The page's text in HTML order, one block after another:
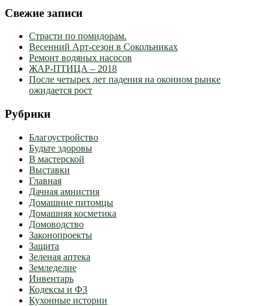
Свежие записи
Страсти по помидорам.
Весенний Арт-сезон в Сокольниках
Ремонт водяных насосов
ЖАР-ПТИЦА – 2018
После четырех лет падения на оконном рынке
ожидается рост
Рубрики
Благоустройство
Будьте здоровы
В мастерской
Выставки
Главная
Дачная амнистия
Домашние питомцы
Домашняя косметика
Домоводство
Законопроекты
Защита
Зеленая аптека
Земледелие
Инвентарь
Кодексы и ФЗ
Кухонные истории